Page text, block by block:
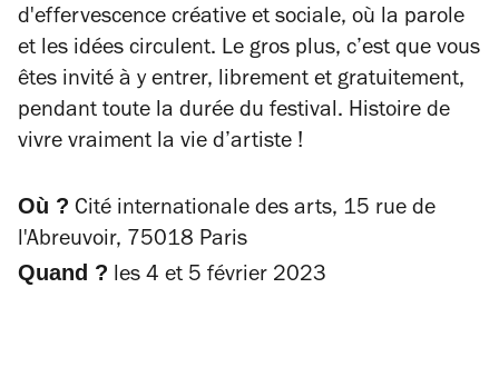
d'effervescence créative et sociale, où la parole
et les idées circulent. Le gros plus, c’est que vous
êtes invité à y entrer, librement et gratuitement,
pendant toute la durée du festival. Histoire de
vivre vraiment la vie d’artiste !
Où ? Cité internationale des arts, 15 rue de
l'Abreuvoir, 75018 Paris
Quand ? les 4 et 5 février 2023